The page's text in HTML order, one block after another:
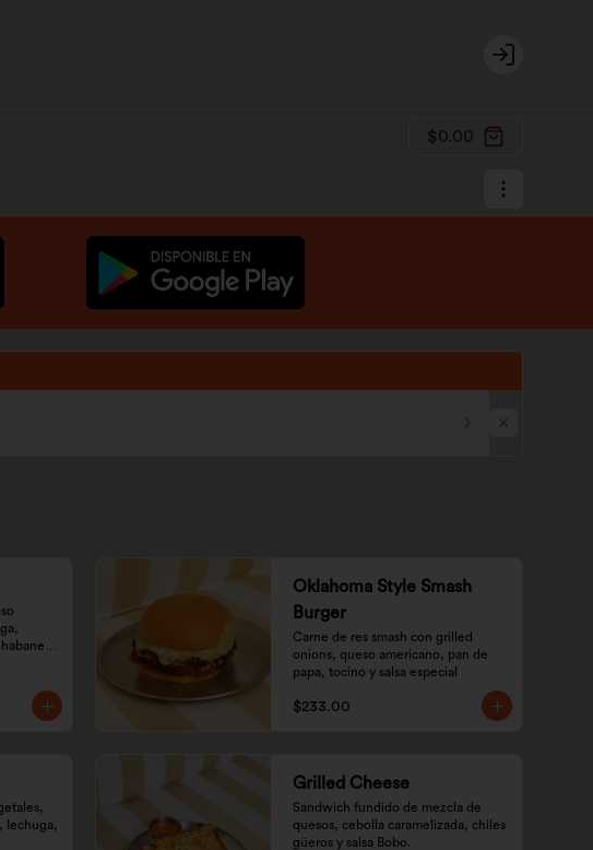
Login
$0.00
Oklahoma Style Smash
Burger
Carne de res smash con grilled
onions, queso americano, pan de
papa, tocino y salsa especial
$233.00
lechuga,
Grilled Cheese
Sandwich fundido de mezcla de
quesos, cebolla caramelizada, chiles
güeros y salsa Bobo.